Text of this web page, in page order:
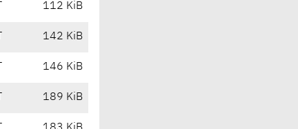
112 KiB
142 KiB
146 KiB
189 KiB